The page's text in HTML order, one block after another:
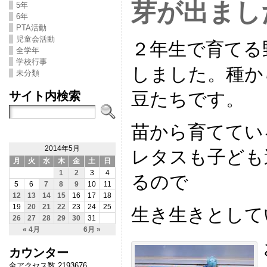
5年
6年
PTA活動
児童会活動
全学年
学校行事
未分類
サイト内検索
2014年5月
月
火 水 木 金 土 日
« 4月 6月 »
1 2 3
4
5
6 7 8 9 10
11
12
13 14 15 16 17
18
19
20 21 22 23 24
25
26
27 28 29 30 31
カウンター
芽が出ま
２年生で育て
しました。種
豆たちです。
苗から育てて
レタスも子ど
るので
生き生きとし